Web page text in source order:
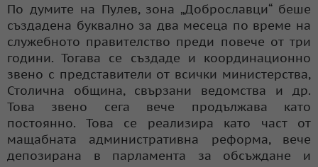
По думите на Пулев, зона „Доброславци“ беше
създадена буквално за два месеца по време на
служебното правителство преди повече от три
години. Тогава се създаде и координационно
звено с представители от всички министерства,
Столична община, свързани ведомства и др.
Това звено сега вече продължава като
постоянно. Това се реализира като част от
мащабната административна реформа, вече
депозирана в парламента за обсъждане и